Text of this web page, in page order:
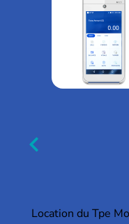
Location du Tpe